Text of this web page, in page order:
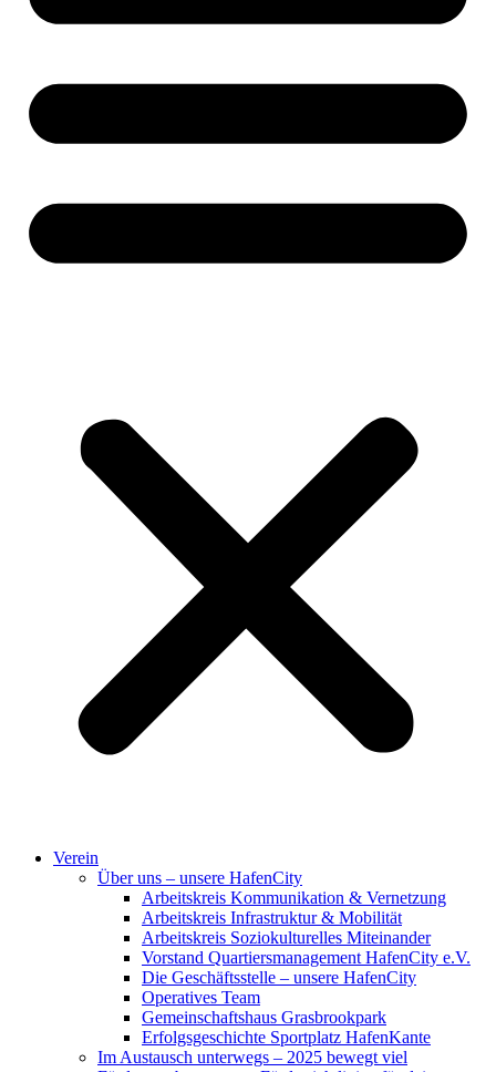
Verein
Über uns – unsere HafenCity
Arbeitskreis Kommunikation & Vernetzung
Arbeitskreis Infrastruktur & Mobilität
Arbeitskreis Soziokulturelles Miteinander
Vorstand Quartiersmanagement HafenCity e.V.
Die Geschäftsstelle – unsere HafenCity
Operatives Team
Gemeinschaftshaus Grasbrookpark
Erfolgsgeschichte Sportplatz HafenKante
Im Austausch unterwegs – 2025 bewegt viel